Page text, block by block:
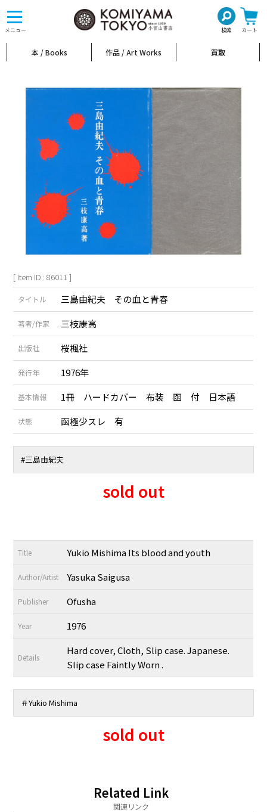
メニュー 検索 カート
toggle
navigation
本 / Books 作品 / Art Works 買取
[ Item ID : 86011 ]
タイトル 三島由紀夫 その血と青春
著者/作家 三枝康高
出版社 桜楓社
発行年 1976年
基本情報 1冊 ハードカバー 布装 函 付 日本語
状態 函極少スレ 有
#三島由紀夫
sold out
Title Yukio Mishima Its blood and youth
Author/Artist Yasuka Saigusa
Publisher Ofusha
Year 1976
Details
Hard cover, Cloth, Slip case. Japanese.
Slip case Faintly Worn .
＃Yukio Mishima
sold out
Related Link
関連リンク